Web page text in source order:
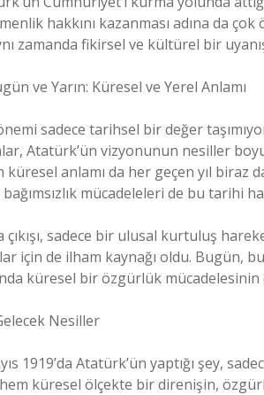
hakkını kazanması adına da
zamanda fikirsel ve kültürel bir
ve Yarın: Küresel ve Yerel Anlamı
sadece tarihsel bir değer
Atatürk’ün vizyonunun nesiller
küresel anlamı da her geçen yıl
mücadeleleri de bu tarihi
çıkışı, sadece bir ulusal kurtuluş
için de ilham kaynağı oldu. Bugün,
küresel bir özgürlük
Nesiller
1919’da Atatürk’ün yaptığı şey,
küresel ölçekte bir direnişin,